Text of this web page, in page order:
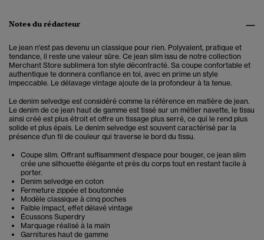
Notes du rédacteur
Le jean n'est pas devenu un classique pour rien. Polyvalent, pratique et
tendance, il reste une valeur sûre. Ce jean slim issu de notre collection
Merchant Store sublimera ton style décontracté. Sa coupe confortable et
authentique te donnera confiance en toi, avec en prime un style
impeccable. Le délavage vintage ajoute de la profondeur à ta tenue.
Le denim selvedge est considéré comme la référence en matière de jean.
Le denim de ce jean haut de gamme est tissé sur un métier navette, le tissu
ainsi créé est plus étroit et offre un tissage plus serré, ce qui le rend plus
solide et plus épais. Le denim selvedge est souvent caractérisé par la
présence d'un fil de couleur qui traverse le bord du tissu.
Coupe slim. Offrant suffisamment d'espace pour bouger, ce jean slim
crée une silhouette élégante et près du corps tout en restant facile à
porter.
Denim selvedge en coton
Fermeture zippée et boutonnée
Modèle classique à cinq poches
Faible impact, effet délavé vintage
Écussons Superdry
Marquage réalisé à la main
Garnitures haut de gamme